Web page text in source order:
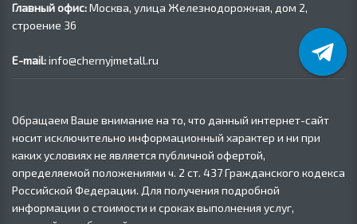
Главный офис:Москва, улица Железнодорожная, дом 2,
строение 36
E-mail:info@chernyjmetall.ru
Обращаем Ваше внимание на то, что данный интернет-сайт
носит исключительно информационный характер и ни при
каких условиях не является публичной офертой,
определяемой положениями ч. 2 ст. 437 Гражданского кодекса
Российской Федерации. Для получения подробной
информации о стоимости и сроках выполнения услуг,